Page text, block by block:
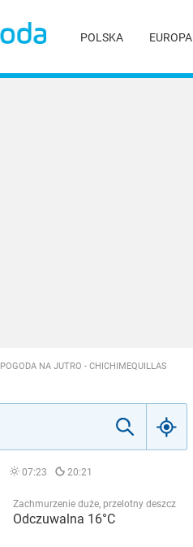
POLSKA EUROPA
POGODA NA JUTRO - CHICHIMEQUILLAS
07:23 20:21
Zachmurzenie duże, przelotny deszcz
Odczuwalna 16°C